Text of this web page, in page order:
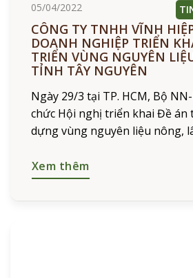
05/04/2022
CÔNG TY TNHH VĨNH
DOANH NGHIỆP TRIỂN
TRIỂN VÙNG NGUYÊN
TỈNH TÂY NGUYÊN
Ngày 29/3 tại TP. HCM, Bộ
chức Hội nghị triển khai Đề án
dựng vùng nguyên liệu nông,
Xem thêm